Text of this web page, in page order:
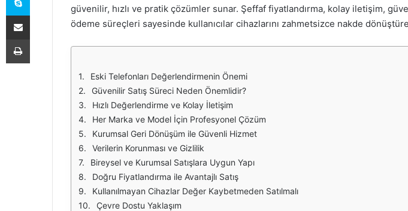
güvenilir, hızlı ve pratik çözümler sunar. Şeffaf fiyatlandırma, kolay iletişim,
ödeme süreçleri sayesinde kullanıcılar cihazlarını zahmetsizce nakde
Eski Telefonları Değerlendirmenin Önemi
Güvenilir Satış Süreci Neden Önemlidir?
Hızlı Değerlendirme ve Kolay İletişim
Her Marka ve Model İçin Profesyonel Çözüm
Kurumsal Geri Dönüşüm ile Güvenli Hizmet
Verilerin Korunması ve Gizlilik
Bireysel ve Kurumsal Satışlara Uygun Yapı
Doğru Fiyatlandırma ile Avantajlı Satış
Kullanılmayan Cihazlar Değer Kaybetmeden Satılmalı
Çevre Dostu Yaklaşım
E-Posta ile paylaş